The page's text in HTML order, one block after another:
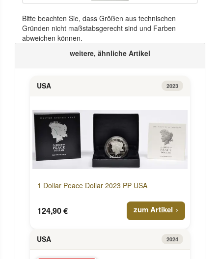
Bitte beachten Sie, dass Größen aus technischen
Gründen nicht maßstabsgerecht sind und Farben
abweichen können.
weitere, ähnliche Artikel
USA 2023
1 Dollar Peace Dollar 2023 PP USA
124,90 € zum Artikel
USA 2024